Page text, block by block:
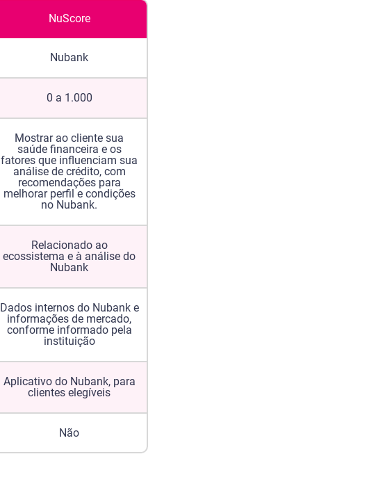
NuScore
Nubank
0 a 1.000
Mostrar ao cliente sua
saúde financeira e os
fatores que influenciam sua
análise de crédito, com
recomendações para
melhorar perfil e condições
no Nubank.
Relacionado ao
ecossistema e à análise do
Nubank
Dados internos do Nubank e
informações de mercado,
conforme informado pela
instituição
Aplicativo do Nubank, para
clientes elegíveis
Não